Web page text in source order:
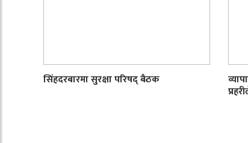
सिंहदरबारमा सुरक्षा परिषद् बैठक